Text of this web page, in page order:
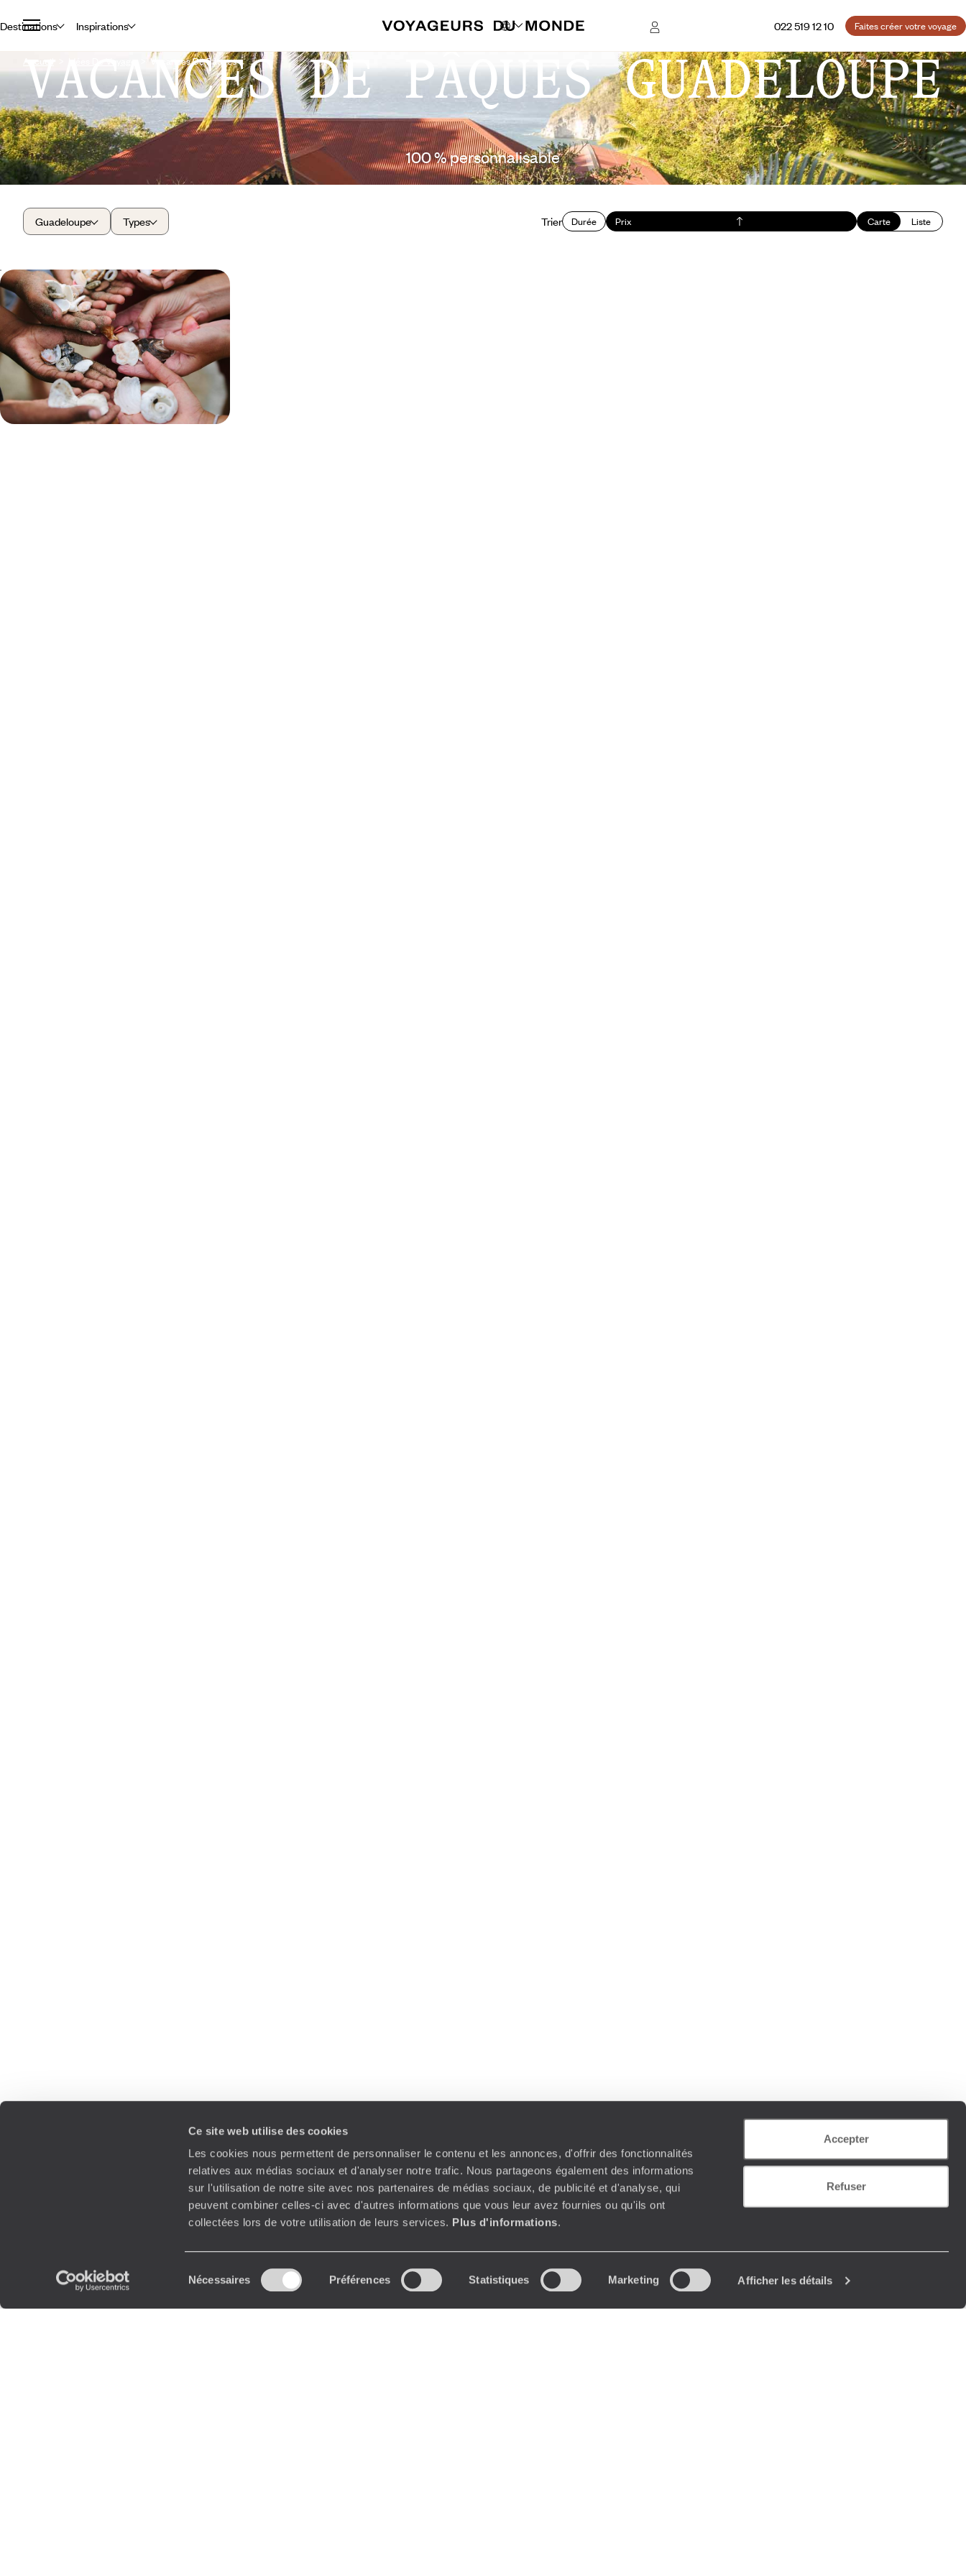
Ce site web utilise des cookies
Les cookies nous permettent de personnaliser le contenu et les annonces, d'offrir des fonctionnalités
relatives aux médias sociaux et d'analyser notre trafic. Nous partageons également des informations
sur l'utilisation de notre site avec nos partenaires de médias sociaux, de publicité et d'analyse, qui
peuvent combiner celles-ci avec d'autres informations que vous leur avez fournies ou qu'ils ont
collectées lors de votre utilisation de leurs services. Plus d'informations.
du
Nécessaires Préférences Statistiques Marketing Afficher les détails
Accepter
Refuser
Destinations Inspirations 022 519 12 10 Faites créer votre voyage
Vacances De Pâques
VACANCES DE PÂQUES GUADELOUPE
100 % personnalisable
Guadeloupe Types Trier Durée Prix Carte Liste
Tous ensemble au paradis - En deux
temps, la Guadeloupe comme chez
soi
À Grande-Terre puis Basse-Terre, séjourner en
villas familiales avec piscine ou jacuzzi privés,
entre forêt tropicale et mer turquoise
9 jours, de CHF 2300 à CHF 3200